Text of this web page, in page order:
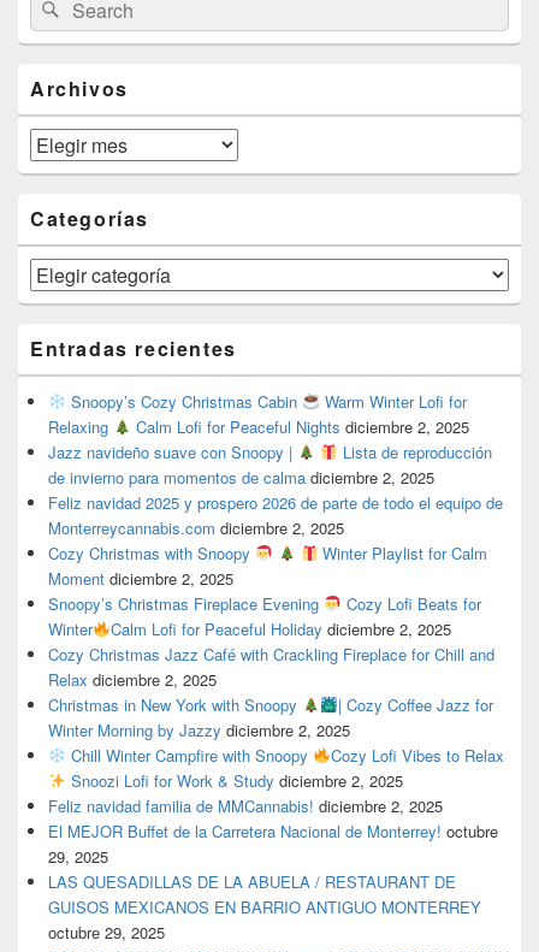
Sidebar
Widget
Area
for:
Archivos
Archivos
Categorías
Categorías
Entradas recientes
Snoopy’s Cozy Christmas Cabin
Warm Winter Lofi for
Relaxing
Calm Lofi for Peaceful Nights diciembre 2, 2025
Jazz navideño suave con Snoopy |
Lista de reproducción
de invierno para momentos de calma diciembre 2, 2025
Feliz navidad 2025 y prospero 2026 de parte de todo el equipo de
Monterreycannabis.com diciembre 2, 2025
Cozy Christmas with Snoopy
Winter Playlist for Calm
Moment diciembre 2, 2025
Snoopy’s Christmas Fireplace Evening
Cozy Lofi Beats for
Winter
Calm Lofi for Peaceful Holiday diciembre 2, 2025
Cozy Christmas Jazz Café with Crackling Fireplace for Chill and
Relax diciembre 2, 2025
Christmas in New York with Snoopy
| Cozy Coffee Jazz for
Winter Morning by Jazzy diciembre 2, 2025
Chill Winter Campfire with Snoopy
Cozy Lofi Vibes to Relax
Snoozi Lofi for Work & Study diciembre 2, 2025
Feliz navidad familia de MMCannabis! diciembre 2, 2025
El MEJOR Buffet de la Carretera Nacional de Monterrey! octubre
29, 2025
LAS QUESADILLAS DE LA ABUELA / RESTAURANT DE
GUISOS MEXICANOS EN BARRIO ANTIGUO MONTERREY
octubre 29, 2025